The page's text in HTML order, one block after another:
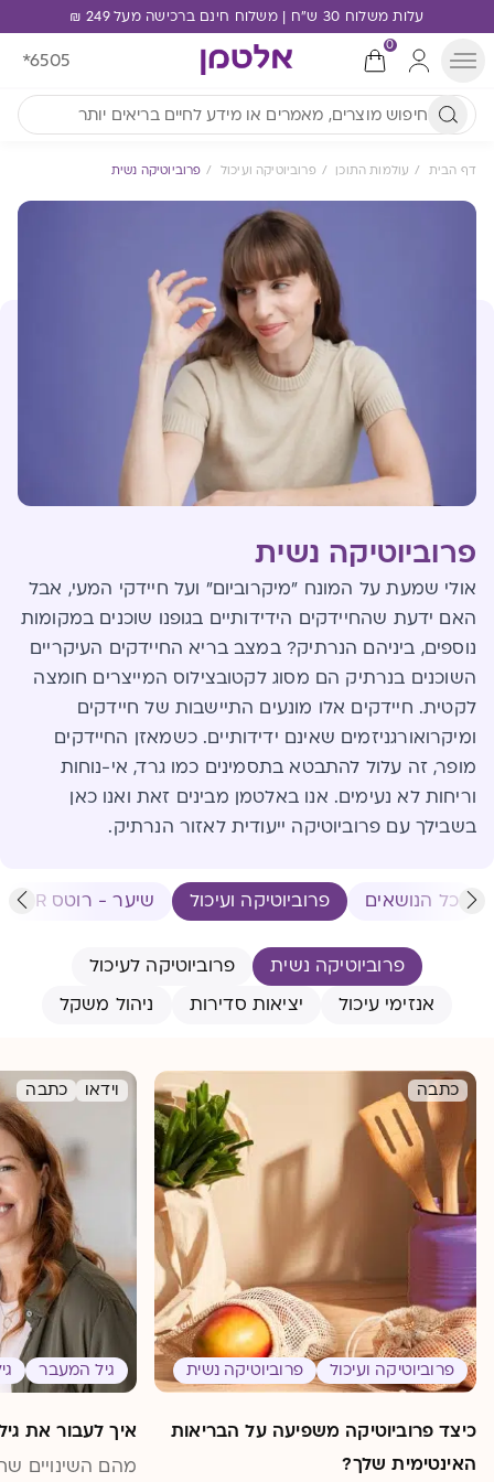
עלות משלוח 30 ש"ח | משלוח חינם ברכישה מעל 249 ₪
0
*6505
דף הבית עולמות התוכן פרוביוטיקה ועיכול פרוביוטיקה נשית
פרוביוטיקה נשית
אולי שמעת על המונח "מיקרוביום" ועל חיידקי המעי, אבל
האם ידעת שהחיידקים הידידותיים בגופנו שוכנים במקומות
נוספים, ביניהם הנרתיק? במצב בריא החיידקים העיקריים
השוכנים בנרתיק הם מסוג לקטובצילוס המייצרים חומצה
לקטית. חיידקים אלו מונעים התיישבות של חיידקים
ומיקרואורגניזמים שאינם ידידותיים. כשמאזן החיידקים
מופר, זה עלול להתבטא בתסמינים כמו גרד, אי-נוחות
וריחות לא נעימים. אנו באלטמן מבינים זאת ואנו כאן
בשבילך עם פרוביוטיקה ייעודית לאזור הנרתיק.
כל הנושאים פרוביוטיקה ועיכול שיער - רוטס HR
פרוביוטיקה נשית
פרוביוטיקה לעיכול
אנזימי עיכול
יציאות סדירות ניהול משקל
כתבה
פרוביוטיקה ועיכול פרוביוטיקה נשית
כיצד פרוביוטיקה משפיעה על הבריאות
האינטימית שלך?
וידאו כתבה
גיל המעבר
איך לעבור את
מהם השינויים